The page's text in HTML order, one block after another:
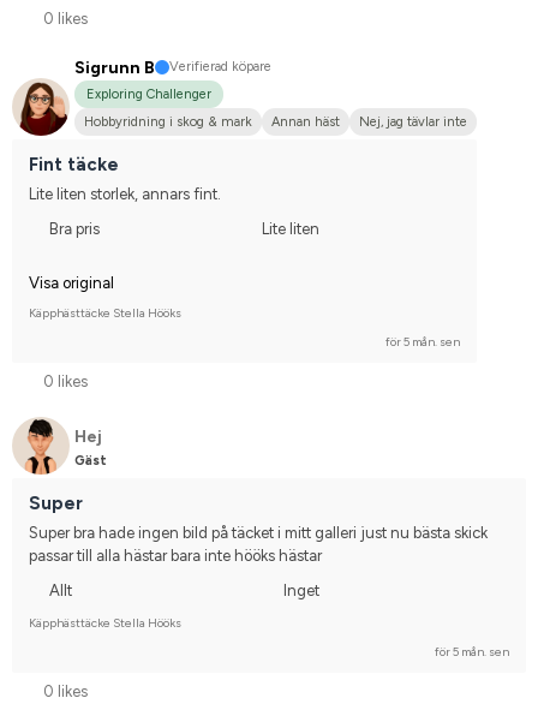
0 likes
Sigrunn B
Verifierad köpare
Exploring Challenger
Hobbyridning i skog & mark
Annan häst Nej, jag tävlar inte
Fint täcke
Lite liten storlek, annars fint.
Bra pris
Lite liten
Visa original
Käpphästtäcke Stella Hööks
för 5 mån. sen
0 likes
Hej
Gäst
Super
Super bra hade ingen bild på täcket i mitt galleri just nu bästa skick
passar till alla hästar bara inte hööks hästar
Allt
Inget
Käpphästtäcke Stella Hööks
för 5 mån. sen
0 likes